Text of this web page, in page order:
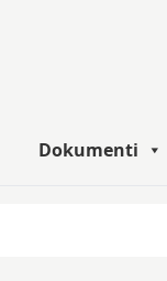
Dokumenti